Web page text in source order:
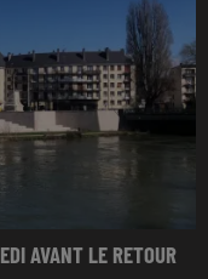
AVANT LE RETOUR